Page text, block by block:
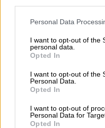
Please note that this
not limited to your visit or
grant or deny consent to
use your data for below
consent section.
Personal Data
I want to opt-out of the
personal data.
Opted In
I want to opt-out of the
Personal Data.
Opted In
I want to opt-out of
Personal Data for
Opted In
εκτοξεύει
διεθνή προσοχή από
κοινωνία της, όπως
αυτοπεποίθηση σε
δείχνει συνέπεια σε
αυτό οφείλει πρώτη
Δύση».